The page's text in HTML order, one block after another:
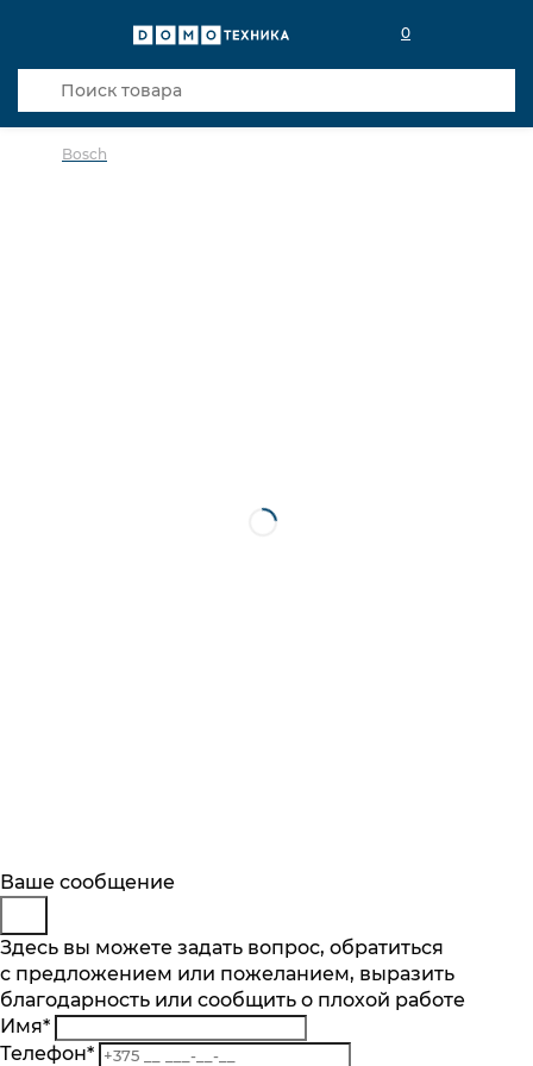
0
Bosch
Описание
Отзывы
Основные характеристики
Тип конфорок
газовые
Объем духового шкафа
Будьте в курсе
Подпишитесь на последние обновления
и узнавайте о новинках и специальных
предложениях первыми
Подписаться
Заказ обратного звонка
Представьтесь
Телефон*
Комментарий
Ваше сообщение
Здесь вы можете задать вопрос, обратиться
с предложением или пожеланием, выразить
благодарность или сообщить о плохой работе
Имя*
Телефон*